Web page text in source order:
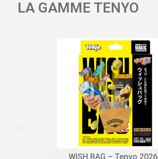
LA GAMME TENYO
WISH BAG – Tenyo 2026